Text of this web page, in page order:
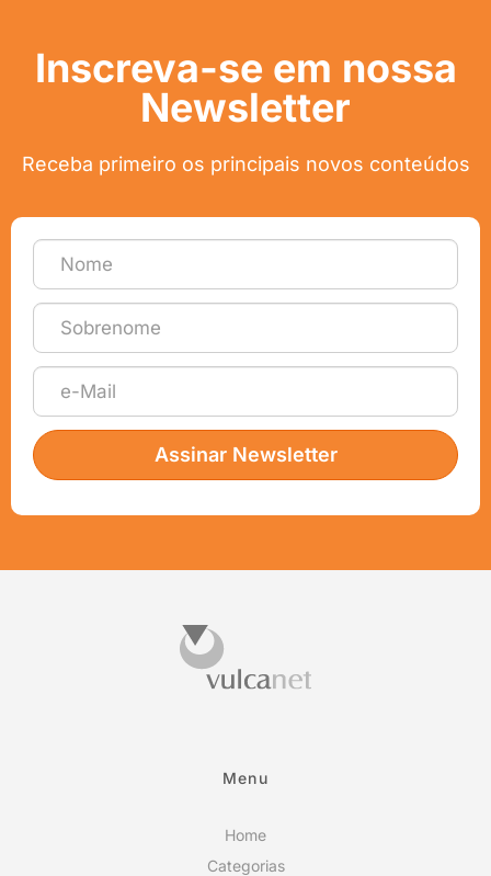
Inscreva-se em nossa
Newsletter
Receba primeiro os principais novos conteúdos
Assinar Newsletter
Menu
Home
Categorias